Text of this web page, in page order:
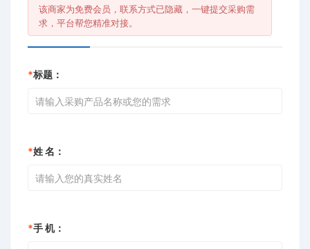
该商家为免费会员，联系方式已隐藏，一键提交采购需
求，平台帮您精准对接。
*标题：
*姓 名：
*手 机：